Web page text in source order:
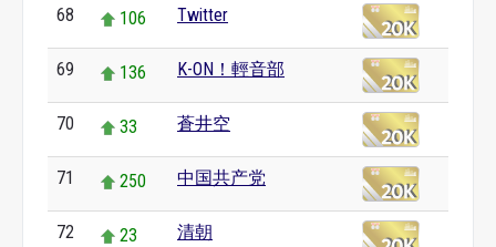
68 106 Twitter
69 136 K-ON！輕音部
70 33 蒼井空
71 250 中国共产党
72 23 清朝